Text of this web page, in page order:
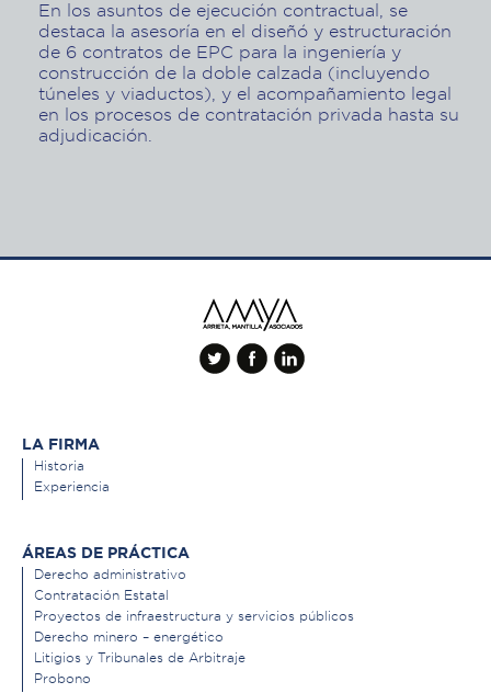
En los asuntos de ejecución contractual, se
destaca la asesoría en el diseñó y estructuración
de 6 contratos de EPC para la ingeniería y
construcción de la doble calzada (incluyendo
túneles y viaductos), y el acompañamiento legal
en los procesos de contratación privada hasta su
adjudicación.
LA FIRMA
Historia
Experiencia
ÁREAS DE PRÁCTICA
Derecho administrativo
Contratación Estatal
Proyectos de infraestructura y servicios públicos
Derecho minero – energético
Litigios y Tribunales de Arbitraje
Probono